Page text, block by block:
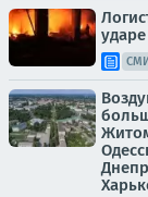
СМИ